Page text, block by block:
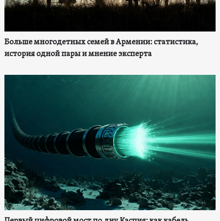
Больше многодетных семей в Армении: статистика,
история одной пары и мнение эксперта